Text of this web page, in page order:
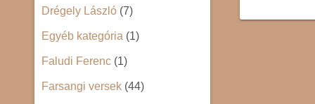
Drégely László (7)
Egyéb kategória (1)
Faludi Ferenc (1)
Farsangi versek (44)